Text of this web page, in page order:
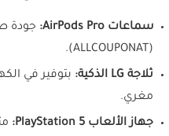
سماعات AirPods Pro:
(ALLCOUPONAT).
ثلاجة LG الذكية:
بتوفير في
مغري.
جهاز الألعاب PlayStation 5: